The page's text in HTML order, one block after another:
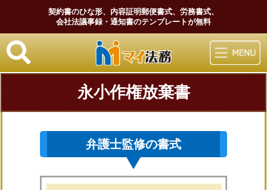
契約書のひな形、内容証明郵便書式、労務書式、
会社法議事録・通知書のテンプレートが無料
マイ法務
永小作権放棄書
弁護士監修の書式